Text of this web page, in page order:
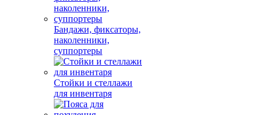
Бандажи, фиксаторы,
наколенники,
суппортеры
Стойки и стеллажи
для инвентаря